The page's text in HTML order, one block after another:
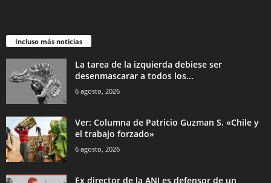
Incluso más noticias
La tarea de la izquierda debiese ser
desenmascarar a todos los...
6 agosto, 2026
Ver: Columna de Patricio Guzman S. «Chile y
el trabajo forzado»
6 agosto, 2026
Ex director de la ANI es defensor de un